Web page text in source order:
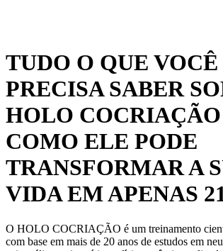
TUDO O QUE VOCÊ
PRECISA SABER
HOLO
COMO ELE PODE
TRANSFORMAR A
VIDA EM APENAS
O HOLO COCRIAÇÃO é um treinamento
com base em mais de 20 anos de estudos em